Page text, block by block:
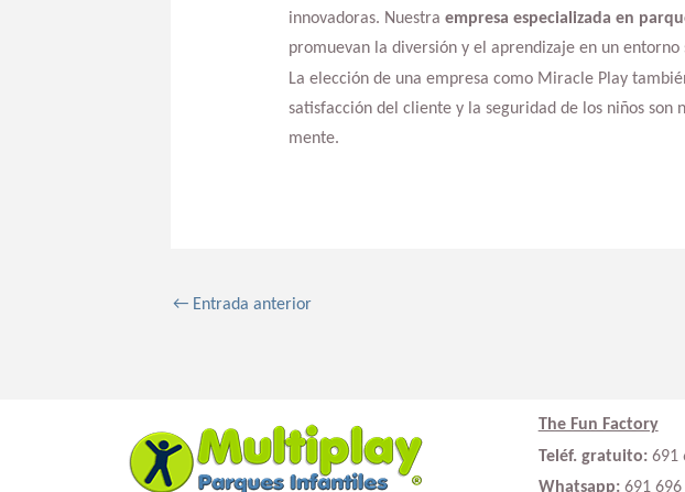
innovadoras. Nuestra empresa especializada en
promuevan la diversión y el aprendizaje en un
La elección de una empresa como Miracle Play
satisfacción del cliente y la seguridad de los niños son
mente.
← Entrada anterior
The Fun Factory
Teléf. gratuito:691
Whatsapp:691 696